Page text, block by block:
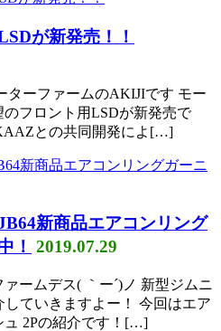
が新発売！！
ターファームのAKIJIです モー
フロント用LSDが新発売で
との共同開発によ[…]
新商品エアコンリング
！ 2019.07.29
ームデス( ｀ー´)ノ 新型ジムニ
していきますよー！ 今回はエア
ュ 2Pの紹介です！[…]